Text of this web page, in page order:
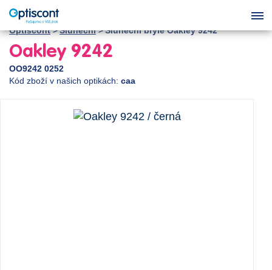
Optiscont Sluneční Sluneční brýle Oakley 9242
Oakley 9242
OO9242 0252
Kód zboží v našich optikách: caa